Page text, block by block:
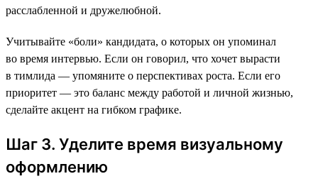
расслабленной и дружелюбной.
Учитывайте «боли» кандидата, о которых он упоминал
во время интервью. Если он говорил, что хочет вырасти
в тимлида — упомяните о перспективах роста. Если его
приоритет — это баланс между работой и личной жизнью,
сделайте акцент на гибком графике.
Шаг 3. Уделите время визуальному
оформлению